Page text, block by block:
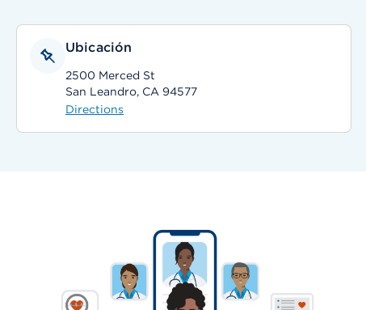
Ubicación
2500 Merced St
San Leandro, CA 94577
Directions